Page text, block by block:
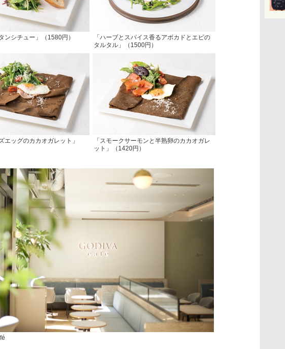
ンシチュー」（1580円）
「ハーブとスパイス香るアボカドとエビの
タルタル」（1500円）
エッグのカカオガレット」
「スモークサーモンと半熟卵のカカオガレ
ット」（1420円）